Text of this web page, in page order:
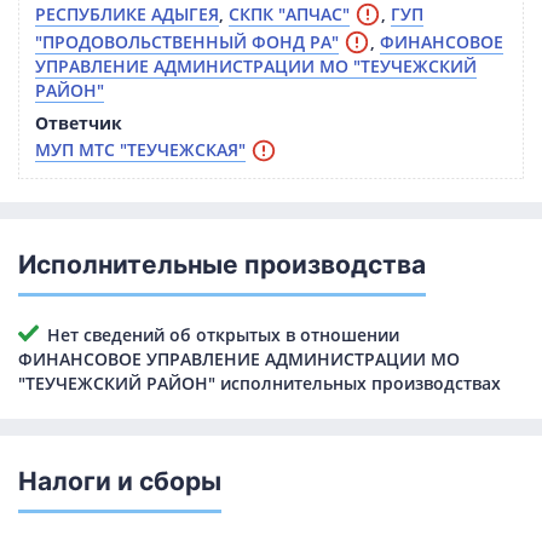
РЕСПУБЛИКЕ АДЫГЕЯ, СКПК "АПЧАС" , ГУП
"ПРОДОВОЛЬСТВЕННЫЙ ФОНД РА"
ФИНАНСОВОЕ
УПРАВЛЕНИЕ АДМИНИСТРАЦИИ МО "ТЕУЧЕЖСКИЙ
РАЙОН"
Ответчик
МУП МТС "ТЕУЧЕЖСКАЯ"
Исполнительные производства
Нет сведений об открытых в отношении
ФИНАНСОВОЕ УПРАВЛЕНИЕ АДМИНИСТРАЦИИ МО
"ТЕУЧЕЖСКИЙ РАЙОН" исполнительных производствах
Налоги и сборы